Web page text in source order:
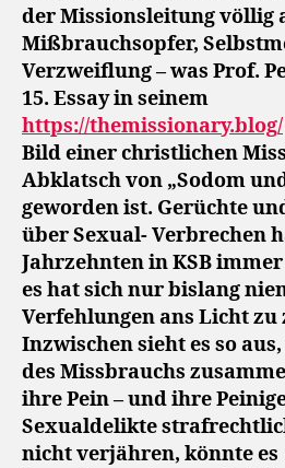
der Missionsleitung völlig
Mißbrauchsopfer,
Verzweiflung – was Prof.
15. Essay in seinem
https://themissionary.blog/
Bild einer christlichen
Abklatsch von „Sodom
geworden ist. Gerüchte
über Sexual- Verbrechen
Jahrzehnten in KSB
es hat sich nur bislang
Verfehlungen ans Licht zu
Inzwischen sieht es so
des Missbrauchs
ihre Pein – und ihre
Sexualdelikte
nicht verjähren, könnte es